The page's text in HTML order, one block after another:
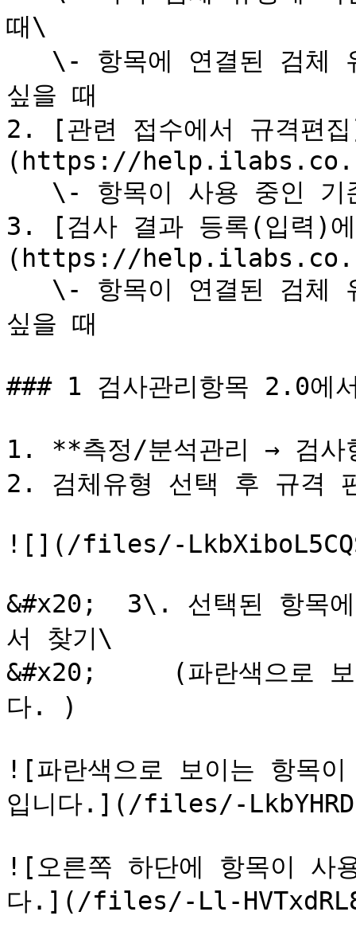
때\
싶을 때
2. [관련 접수에서 규격편
(https://
3. [검사 결과 등록(입력)
(https://
싶을 때
### 1 검사관리항목 2.0에
1. **측정/분석관리 → 검사
2. 검체유형 선택 후 규격
![](/files/-
&#x20;  3\. 선택된 항목에
서 찾기\
&#x20;     (파란색으로 보
다. )
![파란색으로 보이는 항목
입니다.](/files/-
![오른쪽 하단에 항목이 사
다.](/files/-Ll-